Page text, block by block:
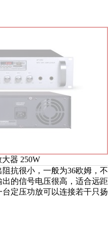
器 250W
抗很小，一般为36欧姆，不
的信号电压很高，适合远距
定压功放可以连接若干只扬